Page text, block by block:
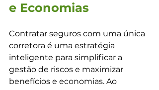
e Economias
Contratar seguros com uma única
corretora é uma estratégia
inteligente para simplificar a
gestão de riscos e maximizar
benefícios e economias. Ao